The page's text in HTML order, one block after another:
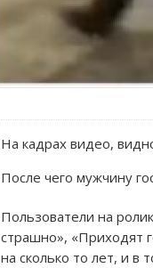
На кадрах видео,
После чего мужчину
Пользователи на
страшно», «Приходят
на сколько то лет, и в